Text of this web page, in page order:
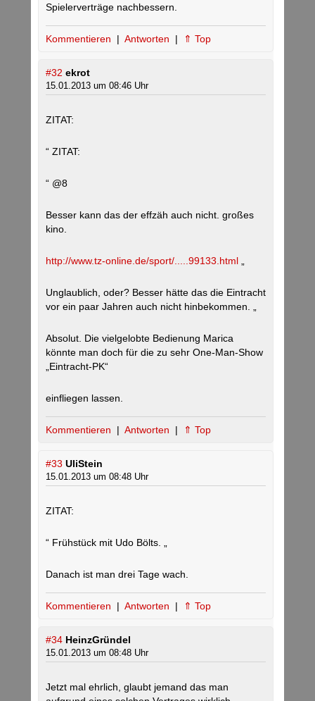
Spielerverträge nachbessern.
Kommentieren | Antworten | ⇑ Top
#32 ekrot
15.01.2013 um 08:46 Uhr
ZITAT:
“ ZITAT:
“ @8
Besser kann das der effzäh auch nicht. großes
kino.
http://www.tz-online.de/sport/.....99133.html
Unglaublich, oder? Besser hätte das die Eintracht
vor ein paar Jahren auch nicht hinbekommen. „
Absolut. Die vielgelobte Bedienung Marica
könnte man doch für die zu sehr One-Man-Show
„Eintracht-PK“
einfliegen lassen.
Kommentieren | Antworten | ⇑ Top
#33 UliStein
15.01.2013 um 08:48 Uhr
ZITAT:
“ Frühstück mit Udo Bölts. „
Danach ist man drei Tage wach.
Kommentieren | Antworten | ⇑ Top
#34 HeinzGründel
15.01.2013 um 08:48 Uhr
Jetzt mal ehrlich, glaubt jemand das man